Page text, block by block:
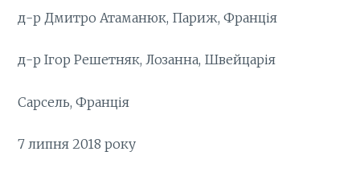
д-р Дмитро Атаманюк, Париж, Франція
д-р Ігор Решетняк, Лозанна, Швейцарія
Сарсель, Франція
7 липня 2018 року